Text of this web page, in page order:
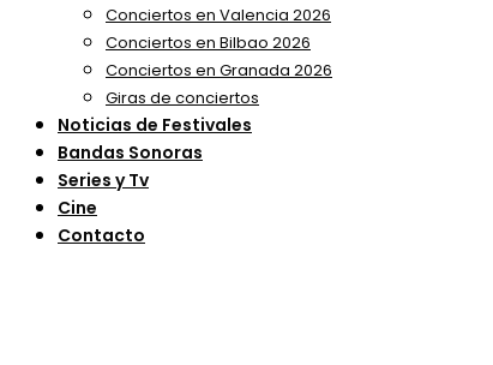
Conciertos en Valencia 2026
Conciertos en Bilbao 2026
Conciertos en Granada 2026
Giras de conciertos
Noticias de Festivales
Bandas Sonoras
Series y Tv
Cine
Contacto